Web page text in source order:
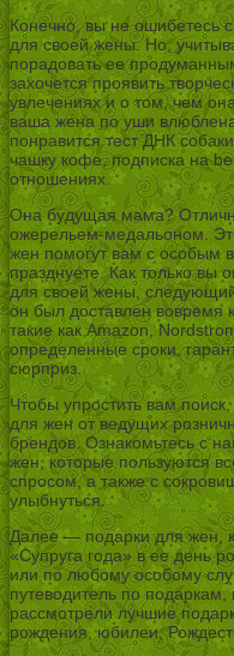
Конечно, вы не ошибетесь
для своей жены. Но,
порадовать ее
захочется проявить
увлечениях и о том, чем
ваша жена по уши
понравится тест ДНК
чашку кофе, подписка на
отношениях.
Она будущая мама?
ожерельем-медальоном.
жен помогут вам с особым
празднуете. Как только вы
для своей жены,
он был доставлен вовремя
такие как Amazon,
определенные сроки,
сюрприз.
Чтобы упростить вам
для жен от ведущих
брендов. Ознакомьтесь с
жен, которые пользуются
спросом, а также с
улыбнуться.
Далее — подарки для жен,
«Супруга года» в ее день
или по любому особому
путеводитель по
рассмотрели лучшие
рождения, юбилеи,